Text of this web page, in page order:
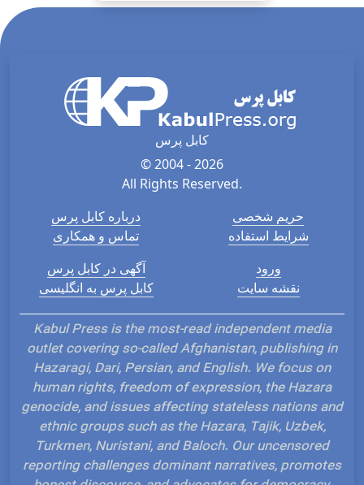
کابل پرس
© 2004 - 2026
All Rights Reserved.
درباره کابل پرس
تماس و همکاری
حریم شخصی
شرایط استفاده
آگهی در کابل پرس
کابل پرس به انگلیسی
ورود
نقشه سایت
Kabul Press is the most-read independent media
outlet covering so-called Afghanistan, publishing in
Hazaragi, Dari, Persian, and English. We focus on
human rights, freedom of expression, the Hazara
genocide, and issues affecting stateless nations and
ethnic groups such as the Hazara, Tajik, Uzbek,
Turkmen, Nuristani, and Baloch. Our uncensored
reporting challenges dominant narratives, promotes